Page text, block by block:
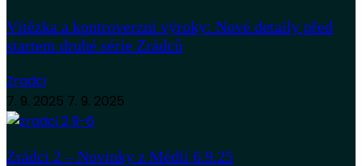
Vítězka a kontroverzní výroky: Nové detaily před
startem druhé série Zrádců
Zradci
7. 9. 2025 7. 9. 2025
Zrádci 2 – Novinky z Médií 6.9.25